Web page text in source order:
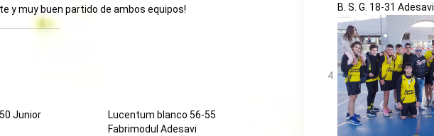
y muy buen partido de ambos equipos!
Junior
Lucentum blanco 56-55
Fabrimodul Adesavi
B. S. G. 18-31 Adesavi